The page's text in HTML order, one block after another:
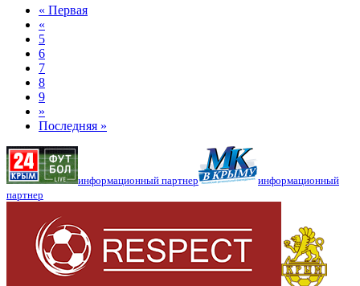
« Первая
«
5
6
7
8
9
»
Последняя »
информационный партнер
информационный
партнер